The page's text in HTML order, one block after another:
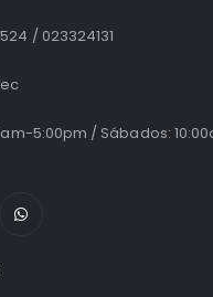
/ 023324131
5:00pm / Sábados: